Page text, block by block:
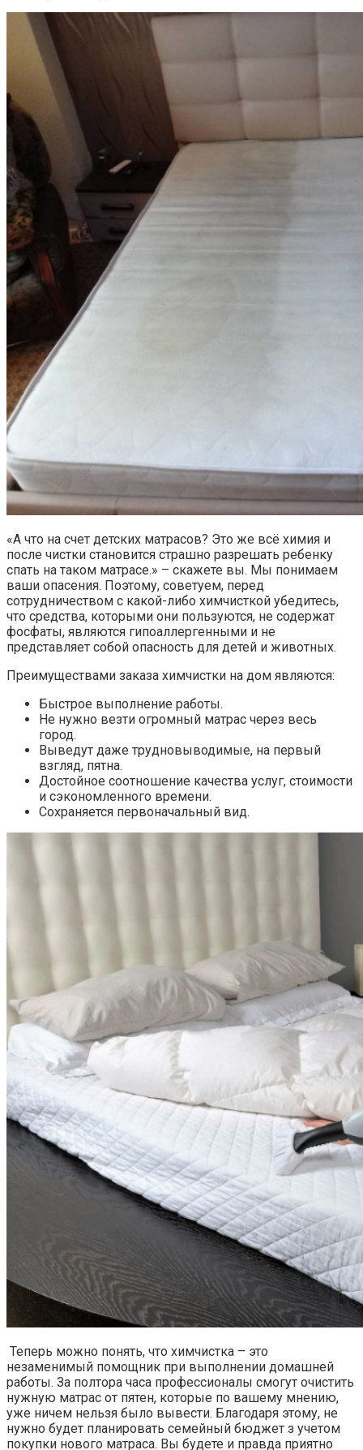
«А что на счет детских матрасов? Это же всё химия и
после чистки становится страшно разрешать ребенку
спать на таком матрасе.» – скажете вы. Мы понимаем
ваши опасения. Поэтому, советуем, перед
сотрудничеством с какой-либо химчисткой убедитесь,
что средства, которыми они пользуются, не содержат
фосфаты, являются гипоаллергенными и не
представляет собой опасность для детей и животных.
Преимуществами заказа химчистки на дом являются:
Быстрое выполнение работы.
Не нужно везти огромный матрас через весь
город.
Выведут даже трудновыводимые, на первый
взгляд, пятна.
Достойное соотношение качества услуг, стоимости
и сэкономленного времени.
Сохраняется первоначальный вид.
Теперь можно понять, что химчистка – это
незаменимый помощник при выполнении домашней
работы. За полтора часа профессионалы смогут очистить
нужную матрас от пятен, которые по вашему мнению,
уже ничем нельзя было вывести. Благодаря этому, не
нужно будет планировать семейный бюджет з учетом
покупки нового матраса. Вы будете и правда приятно